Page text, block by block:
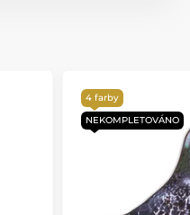
4 farby
NEKOMPLETOVÁNO